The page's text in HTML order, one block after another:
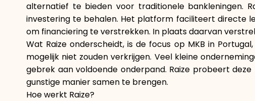
alternatief te bieden voor traditionele bankleningen.
investering te behalen. Het platform faciliteert directe
om financiering te verstrekken. In plaats daarvan
Wat Raize onderscheidt, is de focus op MKB in
mogelijk niet zouden verkrijgen. Veel kleine
gebrek aan voldoende onderpand. Raize probeert
gunstige manier samen te brengen.
Hoe werkt Raize?